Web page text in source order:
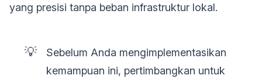
yang presisi tanpa beban infrastruktur lokal.
💡
Sebelum Anda mengimplementasikan
kemampuan ini, pertimbangkan untuk